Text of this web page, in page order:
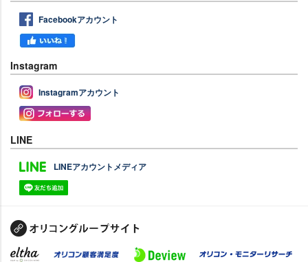
Facebookアカウント
Instagram
Instagramアカウント
LINE
LINEアカウントメディア